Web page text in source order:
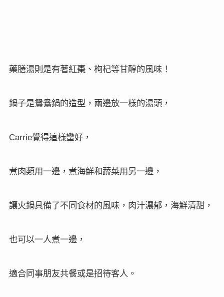
藥膳湯則是有著紅棗、枸杞等甘醇的風味！
鍋子是鴛鴦鍋的造型，兩邊放一樣的湯頭，
Carrie覺得這樣蠻好，
煮肉類用一邊，煮海鮮和蔬菜用另一邊，
讓火鍋具備了不同食材的風味，肉汁濃郁，海鮮清甜，
也可以一人煮一邊，
適合同事朋友共餐或是招待客人。